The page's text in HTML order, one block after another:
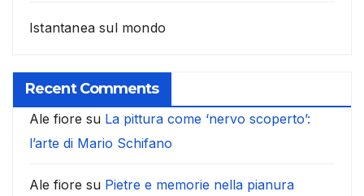
Istantanea sul mondo
Recent Comments
Ale fiore su La pittura come ‘nervo scoperto’:
l’arte di Mario Schifano
Ale fiore su Pietre e memorie nella pianura